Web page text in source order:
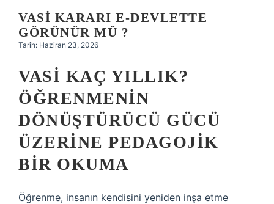
Hakkımızda
VASI KARARI E-DEVLETTE
GÖRÜNÜR MÜ ?
Tarih: Haziran 23, 2026
VASI KAÇ YILLIK?
ÖĞRENMENIN
DÖNÜŞTÜRÜCÜ GÜCÜ
ÜZERINE PEDAGOJIK
BIR OKUMA
Öğrenme, insanın kendisini yeniden inşa etme